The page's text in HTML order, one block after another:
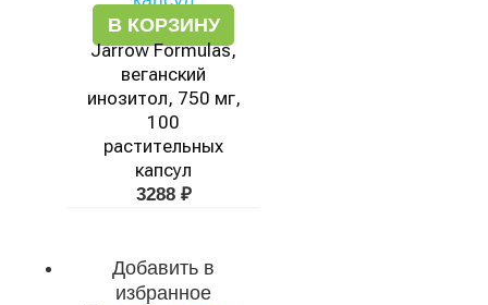
В КОРЗИНУ
Jarrow Formulas,
веганский
инозитол, 750 мг,
100
растительных
капсул
3288 ₽
Добавить в
избранное